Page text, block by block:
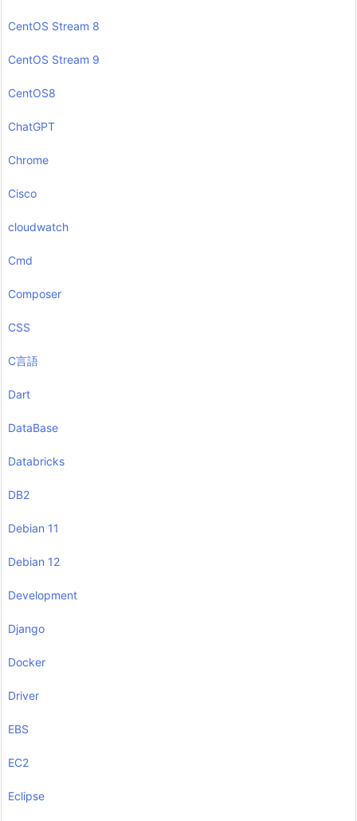
CentOS Stream 8
CentOS Stream 9
CentOS8
ChatGPT
Chrome
Cisco
cloudwatch
Cmd
Composer
CSS
C言語
Dart
DataBase
Databricks
DB2
Debian 11
Debian 12
Development
Django
Docker
Driver
EBS
EC2
Eclipse